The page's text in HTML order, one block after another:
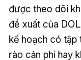
được theo dõi
đề xuất của
kế hoạch có tập
rào cản phí hay